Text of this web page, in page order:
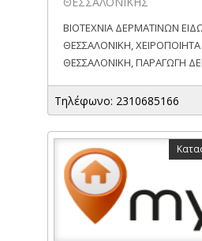
ΒΙΟΤΕΧΝΙΑ ΔΕΡΜΑΤΙΝΩΝ
ΘΕΣΣΑΛΟΝΙΚΗ,
ΘΕΣΣΑΛΟΝΙΚΗ, ΠΑΡΑΓΩΓΗ
Τηλέφωνο: 2310685166